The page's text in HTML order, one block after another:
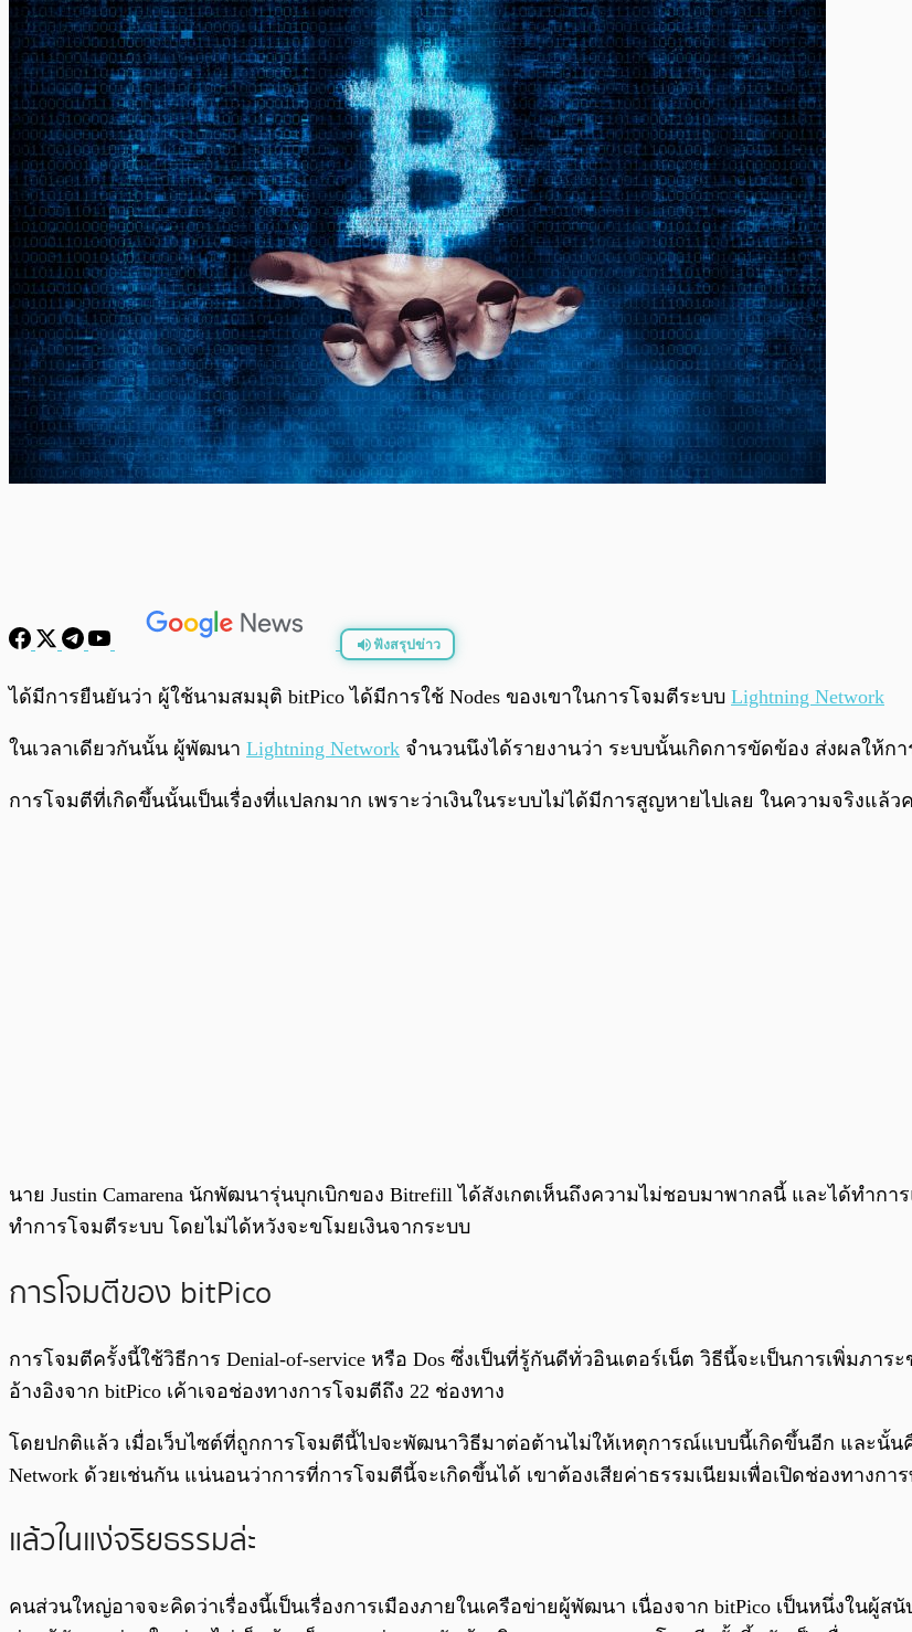
ฟังสรุปข่าว
พร้อมเล่น
ได้มีการยืนยันว่า ผู้ใช้นามสมมุติ bitPico ได้มีการใช้ Nodes ของเขาในการโจมตีระบบ Lightning Network
ในเวลาเดียวกันนั้น ผู้พัฒนา Lightning Network จำนวนนึงได้รายงานว่า ระบบนั้นเกิดการขัดข้อง ส่งผลให้
การโจมตีที่เกิดขึ้นนั้นเป็นเรื่องที่แปลกมาก เพราะว่าเงินในระบบไม่ได้มีการสูญหายไปเลย ในความจริงแล้ว
นาย Justin Camarena นักพัฒนารุ่นบุกเบิกของ Bitrefill ได้สังเกตเห็นถึงความไม่ชอบมาพากลนี้ และได้ทำก
ทำการโจมตีระบบ โดยไม่ได้หวังจะขโมยเงินจากระบบ
การโจมตีของ bitPico
การโจมตีครั้งนี้ใช้วิธีการ Denial-of-service หรือ Dos ซึ่งเป็นที่รู้กันดีทั่วอินเตอร์เน็ต วิธีนี้จะเป็นการเพิ่มภา
อ้างอิงจาก bitPico เค้าเจอช่องทางการโจมตีถึง 22 ช่องทาง
โดยปกติแล้ว เมื่อเว็บไซต์ที่ถูกการโจมตีนี้ไปจะพัฒนาวิธีมาต่อต้านไม่ให้เหตุการณ์แบบนี้เกิดขึ้นอีก และนั้น
Network ด้วยเช่นกัน แน่นอนว่าการที่การโจมตีนี้จะเกิดขึ้นได้ เขาต้องเสียค่าธรรมเนียมเพื่อเปิดช่องทางกา
แล้วในแง่จริยธรรมล่ะ
คนส่วนใหญ่อาจจะคิดว่าเรื่องนี้เป็นเรื่องการเมืองภายในเครือข่ายผู้พัฒนา เนื่องจาก bitPico เป็นหนึ่งในผู้ส